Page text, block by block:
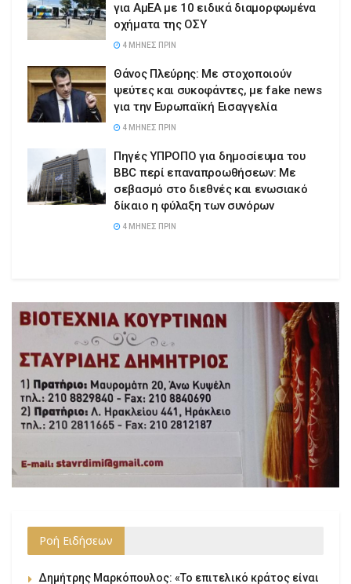
για ΑμΕΑ με 10 ειδικά διαμορφωμένα
οχήματα της ΟΣΥ
4 ΜΉΝΕΣ ΠΡΙΝ
Θάνος Πλεύρης: Με στοχοποιούν
ψεύτες και συκοφάντες, με fake news
για την Ευρωπαϊκή Εισαγγελία
4 ΜΉΝΕΣ ΠΡΙΝ
Πηγές ΥΠΡΟΠΟ για δημοσίευμα του
BBC περί επαναπροωθήσεων: Με
σεβασμό στο διεθνές και ενωσιακό
δίκαιο η φύλαξη των συνόρων
4 ΜΉΝΕΣ ΠΡΙΝ
Ροή Ειδήσεων
Δημήτρης Μαρκόπουλος: «Το επιτελικό κράτος είναι